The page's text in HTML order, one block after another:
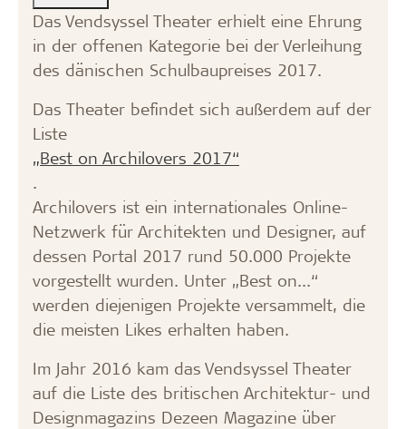
Das Vendsyssel Theater erhielt eine Ehrung
in der offenen Kategorie bei der Verleihung
des dänischen Schulbaupreises 2017.
Das Theater befindet sich außerdem auf der
Liste
„Best on Archilovers 2017“
.
Archilovers ist ein internationales Online-
Netzwerk für Architekten und Designer, auf
dessen Portal 2017 rund 50.000 Projekte
vorgestellt wurden. Unter „Best on...“
werden diejenigen Projekte versammelt, die
die meisten Likes erhalten haben.
Im Jahr 2016 kam das Vendsyssel Theater
auf die Liste des britischen Architektur- und
Designmagazins Dezeen Magazine über